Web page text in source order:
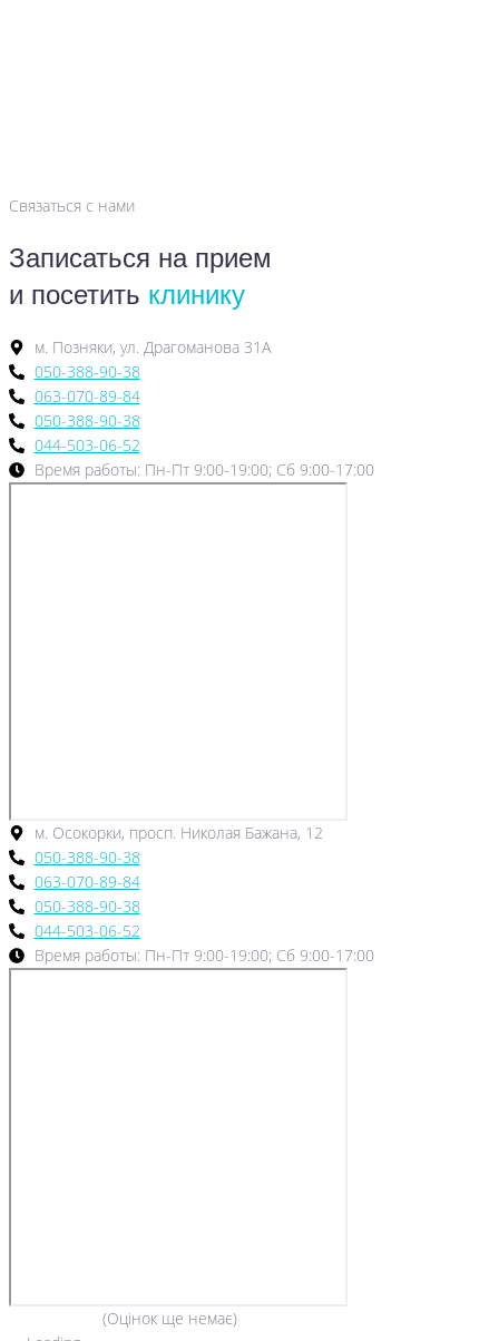
Связаться с нами
Записаться на прием
и посетить клинику
м. Позняки, ул. Драгоманова 31А
050-388-90-38
063-070-89-84
050-388-90-38
044-503-06-52
Время работы: Пн-Пт 9:00-19:00; Сб 9:00-17:00
м. Осокорки, просп. Николая Бажана, 12
050-388-90-38
063-070-89-84
050-388-90-38
044-503-06-52
Время работы: Пн-Пт 9:00-19:00; Сб 9:00-17:00
(Оцінок ще немає)